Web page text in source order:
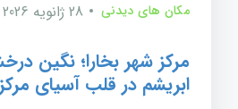
مکان های دیدنی 28 ژانویه 2026
مرکز شهر بخارا؛ نگین
ابریشم در قلب آسیای